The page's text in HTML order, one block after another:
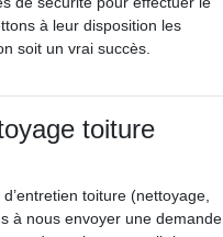
à leur disposition les
soit un vrai succès.
toiture
toiture (nettoyage,
à nous envoyer une demande